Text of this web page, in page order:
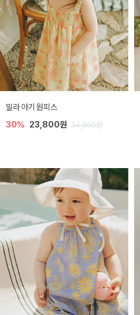
밀라 아기 원피스
30% 23,800원 34,000원